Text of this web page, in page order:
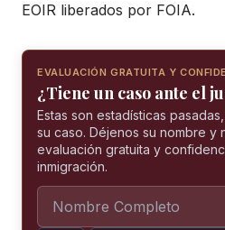
EOIR liberados por FOIA.
EVALUACIÓN GRATUITA Y
¿Tiene un caso ante el
Estas son estadísticas
su caso. Déjenos su nombre y
evaluación gratuita y
inmigración.